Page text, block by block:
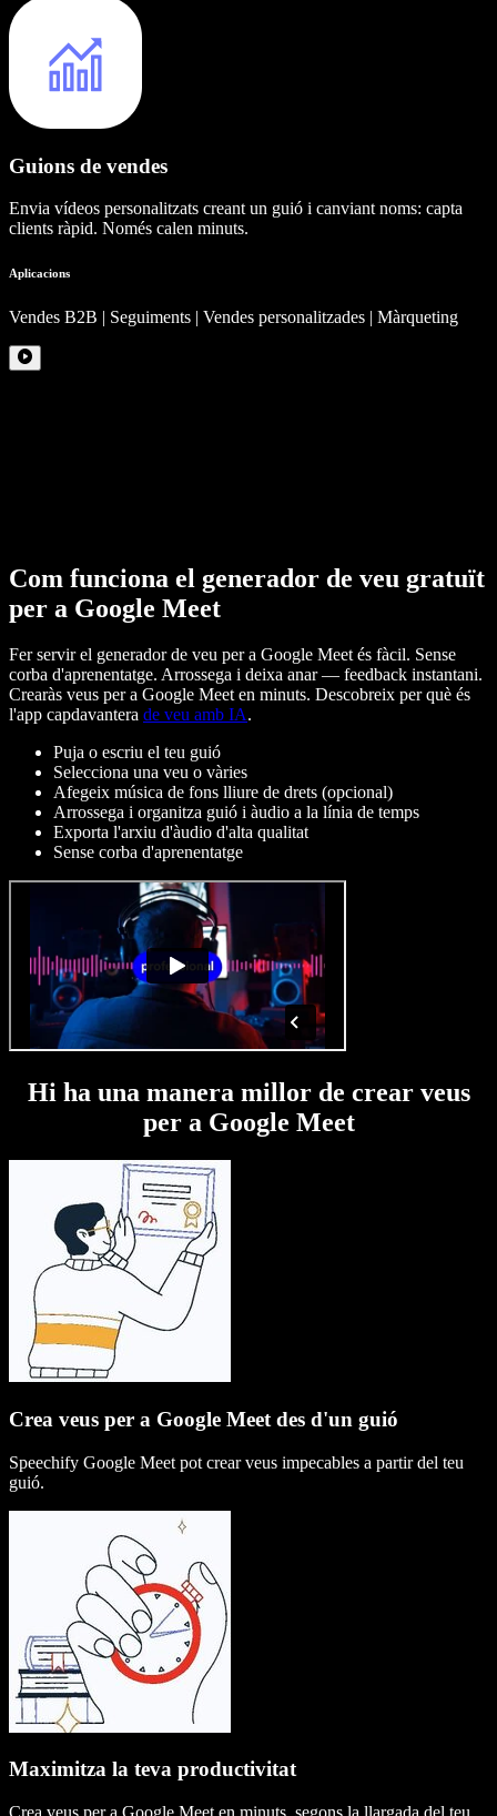
Guions de vendes
Envia vídeos personalitzats creant un guió i canviant noms: capta
clients ràpid. Només calen minuts.
Aplicacions
Vendes B2B | Seguiments | Vendes personalitzades | Màrqueting
Com funciona el generador de veu gratuït
per a Google Meet
Fer servir el generador de veu per a Google Meet és fàcil. Sense
corba d'aprenentatge. Arrossega i deixa anar — feedback instantani.
Crearàs veus per a Google Meet en minuts. Descobreix per què és
l'app capdavantera de veu amb IA.
Puja o escriu el teu guió
Selecciona una veu o vàries
Afegeix música de fons lliure de drets (opcional)
Arrossega i organitza guió i àudio a la línia de temps
Exporta l'arxiu d'àudio d'alta qualitat
Sense corba d'aprenentatge
Hi ha una manera millor de crear veus
per a Google Meet
Crea veus per a Google Meet des d'un guió
Speechify Google Meet pot crear veus impecables a partir del teu
guió.
Maximitza la teva productivitat